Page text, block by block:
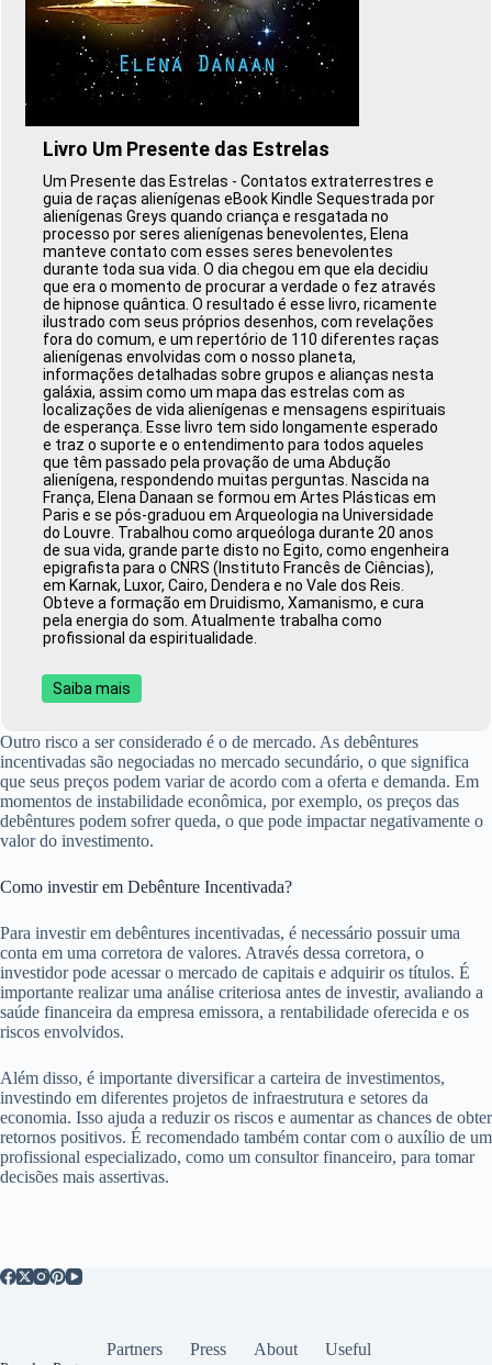
Livro Um Presente das Estrelas
Um Presente das Estrelas - Contatos extraterrestres e
guia de raças alienígenas eBook Kindle Sequestrada por
alienígenas Greys quando criança e resgatada no
processo por seres alienígenas benevolentes, Elena
manteve contato com esses seres benevolentes
durante toda sua vida. O dia chegou em que ela decidiu
que era o momento de procurar a verdade o fez através
de hipnose quântica. O resultado é esse livro, ricamente
ilustrado com seus próprios desenhos, com revelações
fora do comum, e um repertório de 110 diferentes raças
alienígenas envolvidas com o nosso planeta,
informações detalhadas sobre grupos e alianças nesta
galáxia, assim como um mapa das estrelas com as
localizações de vida alienígenas e mensagens espirituais
de esperança. Esse livro tem sido longamente esperado
e traz o suporte e o entendimento para todos aqueles
que têm passado pela provação de uma Abdução
alienígena, respondendo muitas perguntas. Nascida na
França, Elena Danaan se formou em Artes Plásticas em
Paris e se pós-graduou em Arqueologia na Universidade
do Louvre. Trabalhou como arqueóloga durante 20 anos
de sua vida, grande parte disto no Egito, como engenheira
epigrafista para o CNRS (Instituto Francês de Ciências),
em Karnak, Luxor, Cairo, Dendera e no Vale dos Reis.
Obteve a formação em Druidismo, Xamanismo, e cura
pela energia do som. Atualmente trabalha como
profissional da espiritualidade.
Saiba mais
Outro risco a ser considerado é o de mercado. As debêntures
incentivadas são negociadas no mercado secundário, o que significa
que seus preços podem variar de acordo com a oferta e demanda. Em
momentos de instabilidade econômica, por exemplo, os preços das
debêntures podem sofrer queda, o que pode impactar negativamente o
valor do investimento.
Como investir em Debênture Incentivada?
Para investir em debêntures incentivadas, é necessário possuir uma
conta em uma corretora de valores. Através dessa corretora, o
investidor pode acessar o mercado de capitais e adquirir os títulos. É
importante realizar uma análise criteriosa antes de investir, avaliando a
saúde financeira da empresa emissora, a rentabilidade oferecida e os
riscos envolvidos.
Além disso, é importante diversificar a carteira de investimentos,
investindo em diferentes projetos de infraestrutura e setores da
economia. Isso ajuda a reduzir os riscos e aumentar as chances de obter
retornos positivos. É recomendado também contar com o auxílio de um
profissional especializado, como um consultor financeiro, para tomar
decisões mais assertivas.
Partners Press About Useful